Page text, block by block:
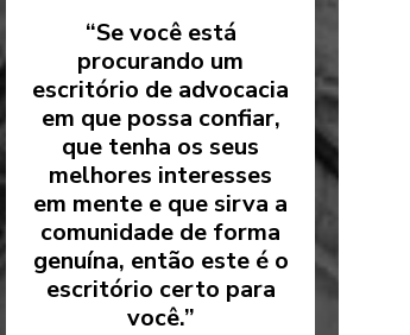
“Se você está
procurando um
escritório de advocacia
em que possa confiar,
que tenha os seus
melhores interesses
em mente e que sirva a
comunidade de forma
genuína, então este é o
escritório certo para
você.”